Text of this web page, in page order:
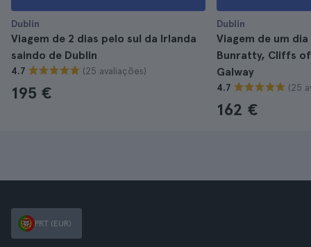
Dublin
Viagem de 2 dias pelo sul da Irlanda
saindo de Dublin
4.7 (25 avaliações)
195 €
Dublin
Viagem de um
Bunratty, Cliffs
Galway
4.7 (25
162 €
PRT (EUR)